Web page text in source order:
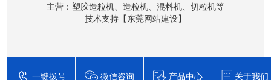
主营：塑胶造粒机、造粒机、混料机、切粒机等
技术支持【东莞网站建设】
一键拨号 微信咨询 产品中心 关于我们